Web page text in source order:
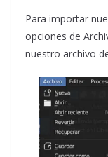
Para importar
opciones de
nuestro archivo